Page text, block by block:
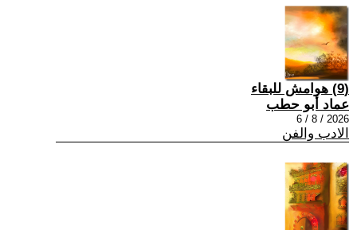
(9) هوامش للبقاء
عماد أبو حطب
2026 / 8 / 6
الادب والفن